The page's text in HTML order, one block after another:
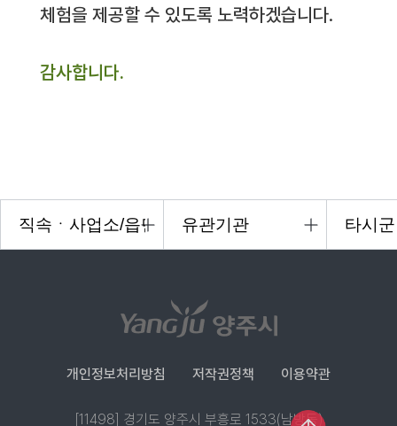
체험을 제공할 수 있도록 노력하겠습니다.
감사합니다.
개인정보처리방침 저작권정책 이용약관
[11498] 경기도 양주시 부흥로 1533(남방동)